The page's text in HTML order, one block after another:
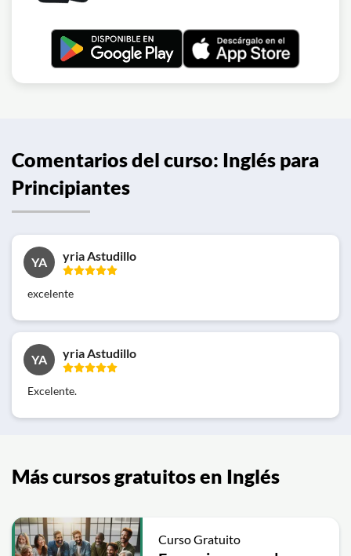
Comentarios del curso: Inglés para
Principiantes
YA yria Astudillo
excelente
YA yria Astudillo
Excelente.
Más cursos gratuitos en Inglés
Curso Gratuito